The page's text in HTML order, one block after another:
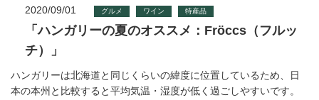
2020/09/01 グルメ ワイン 特産品
「ハンガリーの夏のオススメ：Fröccs（フルッ
チ）」
ハンガリーは北海道と同じくらいの緯度に位置しているため、日
本の本州と比較すると平均気温・湿度が低く過ごしやすいです。